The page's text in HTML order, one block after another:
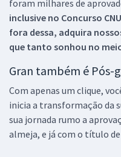
foram milhares de
inclusive no Concurso CNU
fora dessa, adquira
que tanto sonhou no
Gran também é Pós-
Com apenas um clique,
inicia a transformação da
sua jornada rumo a
almeja, e já com o título